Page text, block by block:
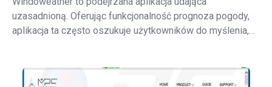
uzasadnioną. Oferując funkcjonalność prognoza pogody,
aplikacja ta często oszukuje użytkowników do myślenia,
śledzi przeglądanie Internetu i do